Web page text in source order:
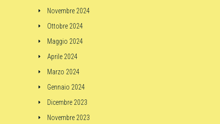
Novembre 2024
Ottobre 2024
Maggio 2024
Aprile 2024
Marzo 2024
Gennaio 2024
Dicembre 2023
Novembre 2023